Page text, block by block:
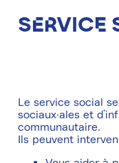
d'Ariane
Le service social se
sociaux·ales et
communautaire.
Ils peuvent